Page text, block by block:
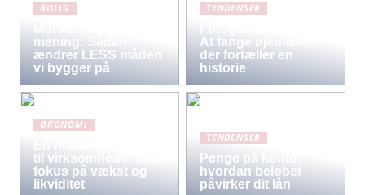
BOLIG
mening: Sådan
ændrer LESS måden
vi bygger på
TENDENSER
At fange øjeblikke,
der fortæller en
historie
ØKONOMI
til virksomheder med
fokus på vækst og
likviditet
TENDENSER
Penge på konto:
hvordan beløbet
påvirker dit lån